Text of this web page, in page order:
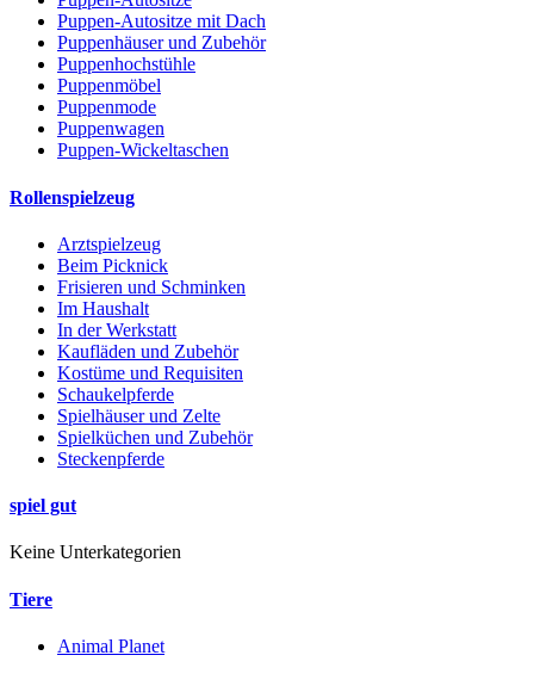
Puppen-Autositze mit Dach
Puppenhäuser und Zubehör
Puppenhochstühle
Puppenmöbel
Puppenmode
Puppenwagen
Puppen-Wickeltaschen
Rollenspielzeug
Arztspielzeug
Beim Picknick
Frisieren und Schminken
Im Haushalt
In der Werkstatt
Kaufläden und Zubehör
Kostüme und Requisiten
Schaukelpferde
Spielhäuser und Zelte
Spielküchen und Zubehör
Steckenpferde
spiel gut
Keine Unterkategorien
Tiere
Animal Planet